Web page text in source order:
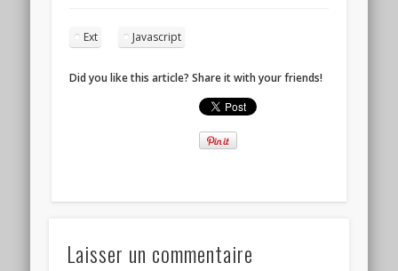
Ext Javascript
Did you like this article? Share it with your friends!
Laisser un commentaire